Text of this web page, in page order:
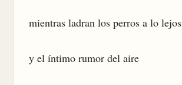
mientras ladran los perros a lo lejos
y el íntimo rumor del aire